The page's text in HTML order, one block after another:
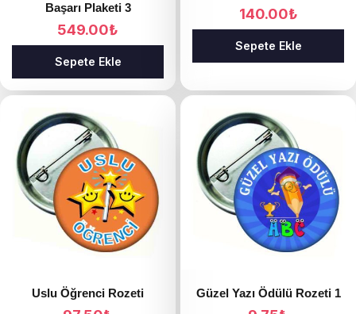
Başarı Plaketi 3
549.00₺
Sepete Ekle
140.00₺
Sepete Ekle
Uslu Öğrenci Rozeti Güzel Yazı Ödülü Rozeti 1